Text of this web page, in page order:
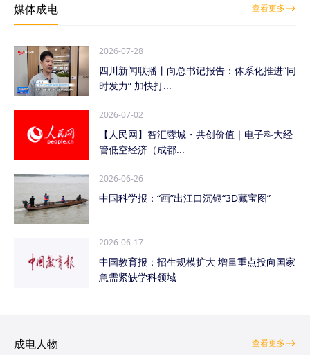
媒体成电 查看更多
2026-07-28
四川新闻联播丨向总书记报告：体系化推进“同
时发力” 加快打...
2026-07-02
【人民网】智汇蓉城・共创价值｜电子科大经
管低空经济（成都...
2026-06-26
中国科学报：“画”出江口沉银“3D藏宝图”
2026-06-17
中国教育报：招生规模扩大 增量重点投向国家
急需紧缺学科领域
成电人物 查看更多